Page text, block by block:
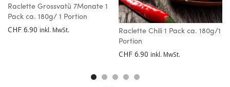
Raclette Grossvatü 7Monate 1
Pack ca. 180g/ 1 Portion
CHF 6.90 inkl. MwSt.
Raclette Chili 1 Pack ca. 180g/1
Portion
CHF 6.90 inkl. MwSt.